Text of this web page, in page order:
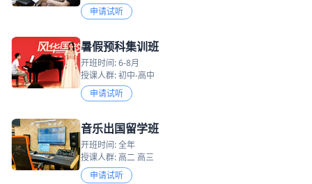
申请试听
暑假预科集训班
开班时间: 6-8月
授课人群: 初中-高中
申请试听
音乐出国留学班
开班时间: 全年
授课人群: 高二 高三
申请试听